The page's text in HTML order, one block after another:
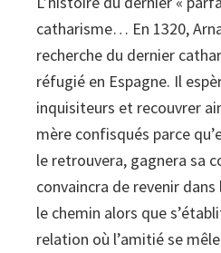
catharisme… En 1320,
recherche du dernier
réfugié en Espagne. Il
inquisiteurs et recouvrer
mère confisqués parce
le retrouvera, gagnera sa
convaincra de revenir
le chemin alors que
relation où l’amitié se